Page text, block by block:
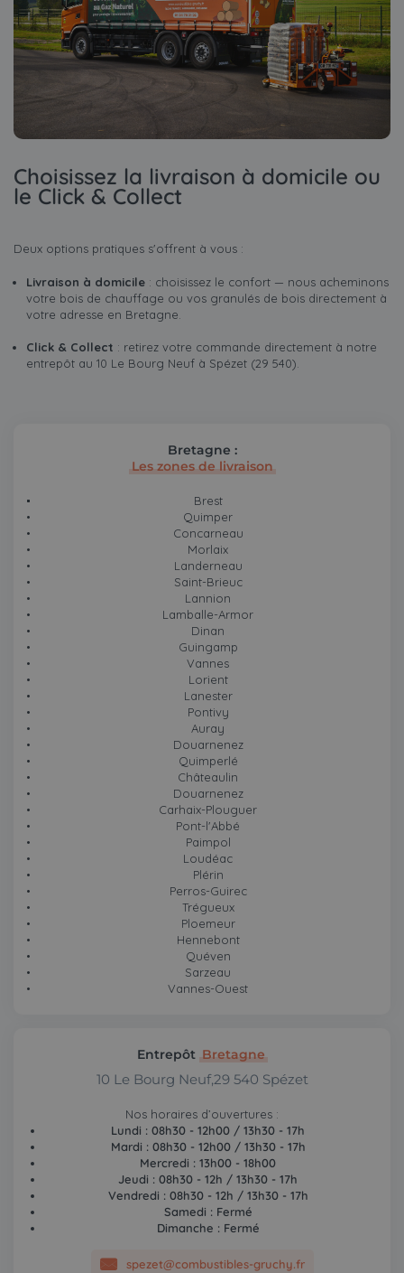
Choisissez la livraison à domicile ou
le Click & Collect
Deux options pratiques s'offrent à vous :
Livraison à domicile : choisissez le confort — nous acheminons
votre bois de chauffage ou vos granulés de bois directement à
votre adresse en Bretagne.
Click & Collect : retirez votre commande directement à notre
entrepôt au 10 Le Bourg Neuf à Spézet (29 540).
Bretagne :
Les zones de livraison
Brest
Quimper
Concarneau
Morlaix
Landerneau
Saint-Brieuc
Lannion
Lamballe-Armor
Dinan
Guingamp
Vannes
Lorient
Lanester
Pontivy
Auray
Douarnenez
Quimperlé
Châteaulin
Douarnenez
Carhaix-Plouguer
Pont-l'Abbé
Paimpol
Loudéac
Plérin
Perros-Guirec
Trégueux
Ploemeur
Hennebont
Quéven
Sarzeau
Vannes-Ouest
Entrepôt Bretagne
10 Le Bourg Neuf,29 540 Spézet
Nos horaires d’ouvertures :
Lundi : 08h30 - 12h00 / 13h30 - 17h
Mardi : 08h30 - 12h00 / 13h30 - 17h
Mercredi : 13h00 - 18h00
Jeudi : 08h30 - 12h / 13h30 - 17h
Vendredi : 08h30 - 12h / 13h30 - 17h
Samedi : Fermé
Dimanche : Fermé
spezet@combustibles-gruchy.fr